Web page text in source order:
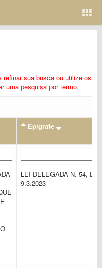
refinar sua busca ou utilize os
uma pesquisa por termo.
Epigrafe
LEI DELEGADA N. 54, DE
9.3.2023